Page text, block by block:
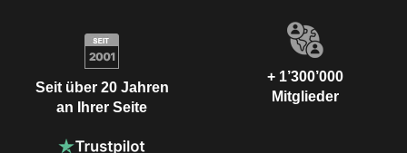
Seit über 20 Jahren
an Ihrer Seite
+ 1’300’000
Mitglieder